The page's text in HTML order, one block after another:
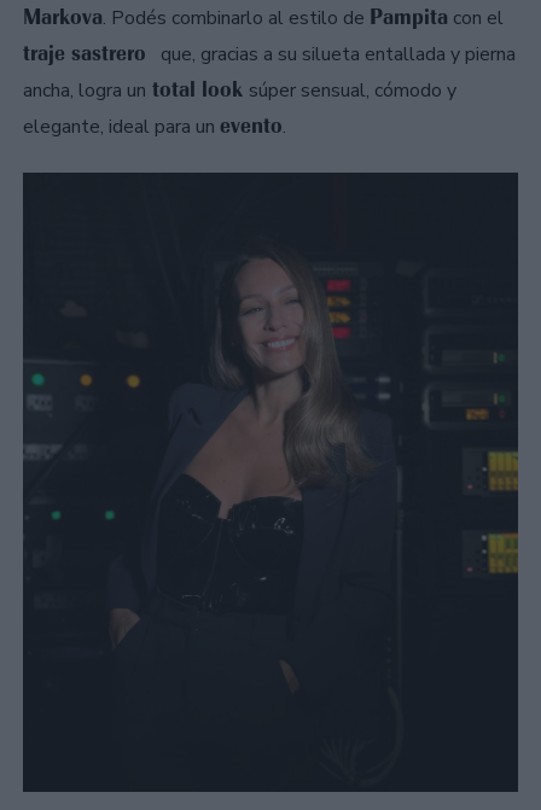
Markova. Podés combinarlo al estilo de Pampita con el
traje sastrero que, gracias a su silueta entallada y pierna
ancha, logra un total look súper sensual, cómodo y
elegante, ideal para un evento.